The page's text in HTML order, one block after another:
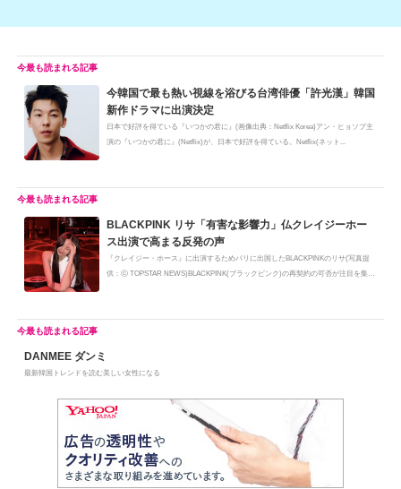
今韓国で最も熱い視線を浴びる台湾俳優「許光漢」韓国
新作ドラマに出演決定
日本で好評を得ている『いつかの君に』(画像出典：Netflix Korea)アン・ヒョソプ主
演の『いつかの君に』(Netflix)が、日本で好評を得ている。Netflix(ネット...
BLACKPINK リサ「有害な影響力」仏クレイジーホー
ス出演で高まる反発の声
『クレイジー・ホース』に出演するためパリに出国したBLACKPINKのリサ(写真提
供：ⓒ TOPSTAR NEWS)BLACKPINK(ブラックピンク)の再契約の可否が注目を集め
DANMEE ダンミ
最新韓国トレンドを読む美しい女性になる